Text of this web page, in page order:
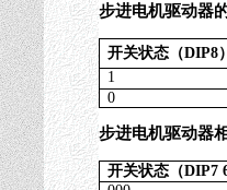
步进电机驱动器
开关状态（DIP8）
1
0
步进电机驱动器
开关状态（DIP7